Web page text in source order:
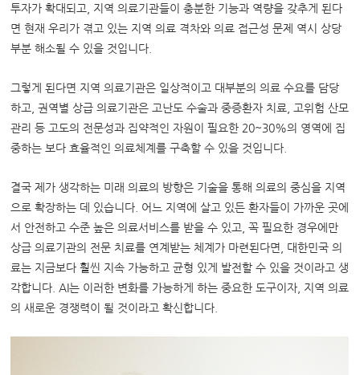
투자가 확대되고, 지역 의료기관들이 충분한 기능과 역량을 갖추게 된다
면 현재 우리가 겪고 있는 지역 의료 격차와 의료 접근성 문제 역시 상당
부분 해소될 수 있을 것입니다.
그렇게 된다면 지역 의료기관은 일상적이고 대부분의 의료 수요를 담당
하고, 권역별 상급 의료기관은 고난도 수술과 중증환자 치료, 고위험 산모
관리 등 고도의 전문성과 집약적인 자원이 필요한 20~30%의 영역에 집
중하는 보다 효율적인 의료체계를 구축할 수 있을 것입니다.
결국 제가 생각하는 미래 의료의 방향은 기술을 통해 의료의 중심을 지역
으로 확장하는 데 있습니다. 어느 지역에 살고 있든 환자들이 가까운 곳에
서 안전하고 수준 높은 의료서비스를 받을 수 있고, 꼭 필요한 경우에만
상급 의료기관의 전문 치료를 연계받는 체계가 마련된다면, 대한민국 의
료는 지금보다 훨씬 지속 가능하고 균형 있게 발전할 수 있을 것이라고 생
각합니다. AI는 이러한 변화를 가능하게 하는 중요한 도구이자, 지역 의료
의 새로운 경쟁력이 될 것이라고 확신합니다.